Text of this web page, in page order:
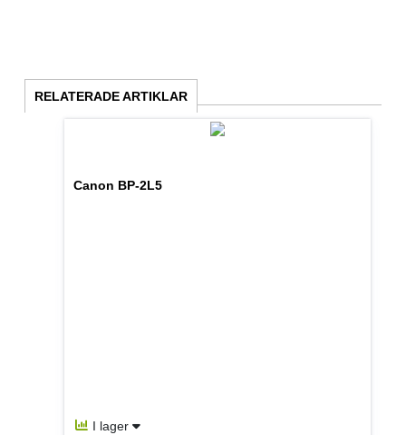
RELATERADE ARTIKLAR
Canon BP-2L5
I lager